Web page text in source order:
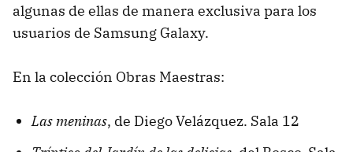
algunas de ellas de manera exclusiva para los
usuarios de Samsung Galaxy.
En la colección Obras Maestras:
Las meninas, de Diego Velázquez. Sala 12